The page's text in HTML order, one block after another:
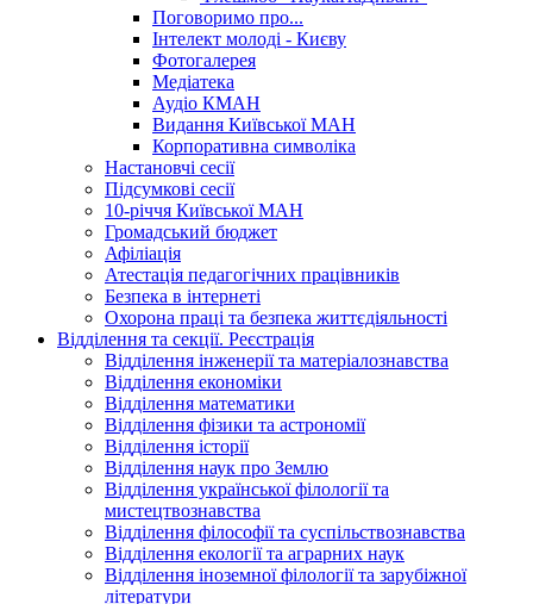
Поговоримо про...
Інтелект молоді - Києву
Фотогалерея
Медіатека
Аудіо КМАН
Видання Київської МАН
Корпоративна символіка
Настановчі сесії
Підсумкові сесії
10-річчя Київської МАН
Громадський бюджет
Афіліація
Атестація педагогічних працівників
Безпека в інтернеті
Охорона праці та безпека життєдіяльності
Відділення та секції. Реєстрація
Відділення інженерії та матеріалознавства
Відділення економіки
Відділення математики
Відділення фізики та астрономії
Відділення історії
Відділення наук про Землю
Відділення української філології та
мистецтвознавства
Відділення філософії та суспільствознавства
Відділення екології та аграрних наук
Відділення іноземної філології та зарубіжної
літератури